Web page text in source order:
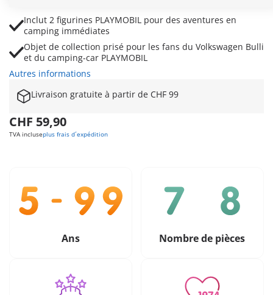
Inclut 2 figurines PLAYMOBIL pour des aventures en
camping immédiates
Objet de collection prisé pour les fans du Volkswagen Bulli
et du camping-car PLAYMOBIL
Autres informations
Livraison gratuite à partir de CHF 99
CHF 59,90
TVA incluseplus frais d´expédition
Ans Nombre de pièces